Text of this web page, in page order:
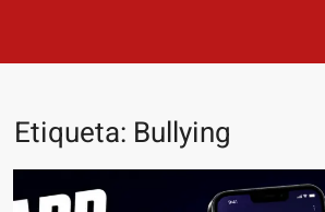
Etiqueta: Bullying